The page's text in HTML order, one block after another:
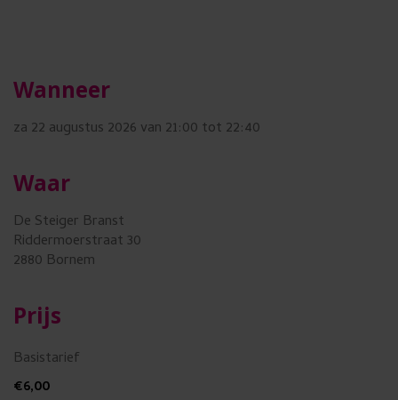
Wanneer
za 22 augustus 2026 van 21:00 tot 22:40
Waar
De Steiger Branst
Riddermoerstraat 30
2880 Bornem
Prijs
Basistarief
€6,00